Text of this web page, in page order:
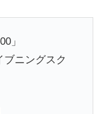
」
ニングスク